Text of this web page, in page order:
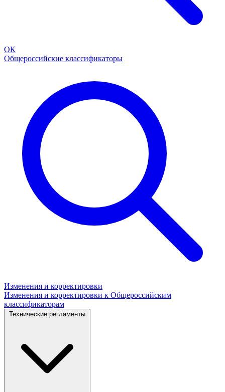
ОК
Общероссийские классификаторы
Изменения и корректировки
Изменения и корректировки к Общероссийским
классификаторам
Технические регламенты